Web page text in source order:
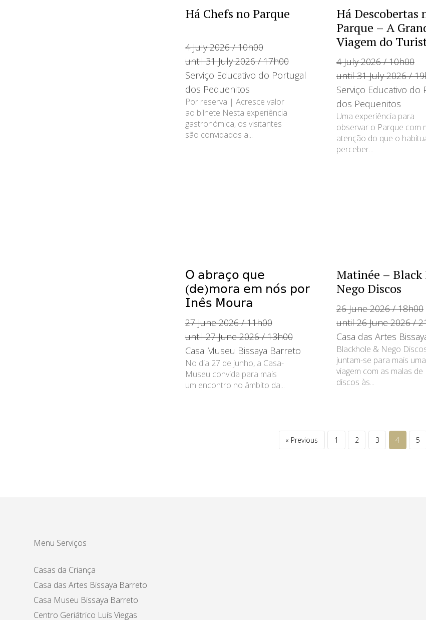
Há Chefs no Parque
4 July 2026 / 10h00
until 31 July 2026 / 17h00
Serviço Educativo do Portugal
dos Pequenitos
Por reserva | Acresce valor
ao bilhete Nesta experiência
gastronómica, os visitantes
são convidados a...
Há Descobertas
Parque – A
Viagem do
4 July 2026 / 10h00
until 31 July 2026 /
Serviço Educativo do
dos Pequenitos
Uma experiência para
observar o Parque com
atenção do que o
perceber...
𝖮 𝖺𝖻𝗋𝖺𝖼̧𝗈 𝗊𝗎𝖾
(𝖽𝖾)𝗆𝗈𝗋𝖺 𝖾𝗆 𝗇𝗈́𝗌 𝗉𝗈𝗋
𝖨𝗇𝖾̂𝗌 𝖬𝗈𝗎𝗋𝖺
27 June 2026 / 11h00
until 27 June 2026 / 13h00
Casa Museu Bissaya Barreto
No dia 27 de junho, a Casa-
Museu convida para mais
um encontro no âmbito da...
Matinée –
Nego Discos
26 June 2026 / 18h00
until 26 June 2026 /
Casa das Artes
Blackhole & Nego
juntam-se para mais uma
viagem com as malas de
discos às...
« Previous 1 2 3 4 5
Menu Serviços
Casas da Criança
Casa das Artes Bissaya Barreto
Casa Museu Bissaya Barreto
Centro Geriátrico Luís Viegas